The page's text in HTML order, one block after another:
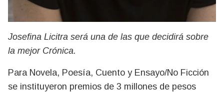
Josefina Licitra será una de las que decidirá sobre
la mejor Crónica.
Para Novela, Poesía, Cuento y Ensayo/No Ficción
se instituyeron premios de 3 millones de pesos